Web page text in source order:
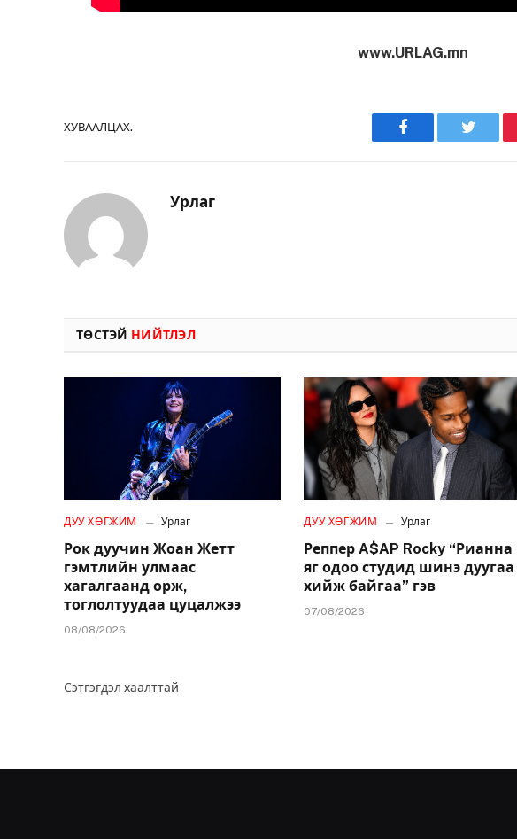
www.URLAG.mn
ХУВААЛЦАХ.
Facebook Twitter
Урлаг
ТӨСТЭЙ НИЙТЛЭЛ
ДУУ ХӨГЖИМ Урлаг
Рок дуучин Жоан Жетт
гэмтлийн улмаас
хагалгаанд орж,
тоглолтуудаа цуцалжээ
08/08/2026
ДУУ ХӨГЖИМ Урлаг
Реппер A$AP Rocky “Рианна
яг одоо студид шинэ дуугаа
хийж байгаа” гэв
07/08/2026
Сэтгэгдэл хаалттай